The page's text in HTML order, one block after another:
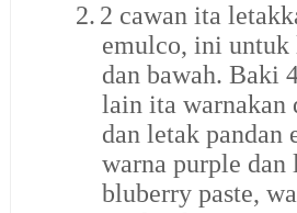
2. 2 cawan ita
emulco, ini untuk
dan bawah. Baki
lain ita warnakan
dan letak pandan
warna purple dan
bluberry paste,